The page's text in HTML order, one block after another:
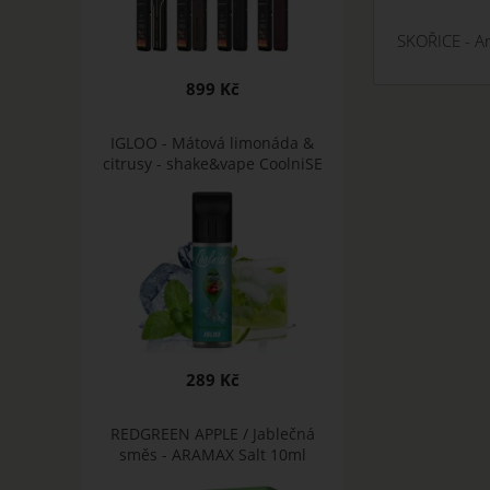
SKOŘICE -
899 Kč
IGLOO - Mátová limonáda &
citrusy - shake&vape CoolniSE
289 Kč
REDGREEN APPLE / Jablečná
směs - ARAMAX Salt 10ml